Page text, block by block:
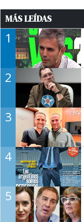
MÁS LEÍDAS
1
2
3
4
5